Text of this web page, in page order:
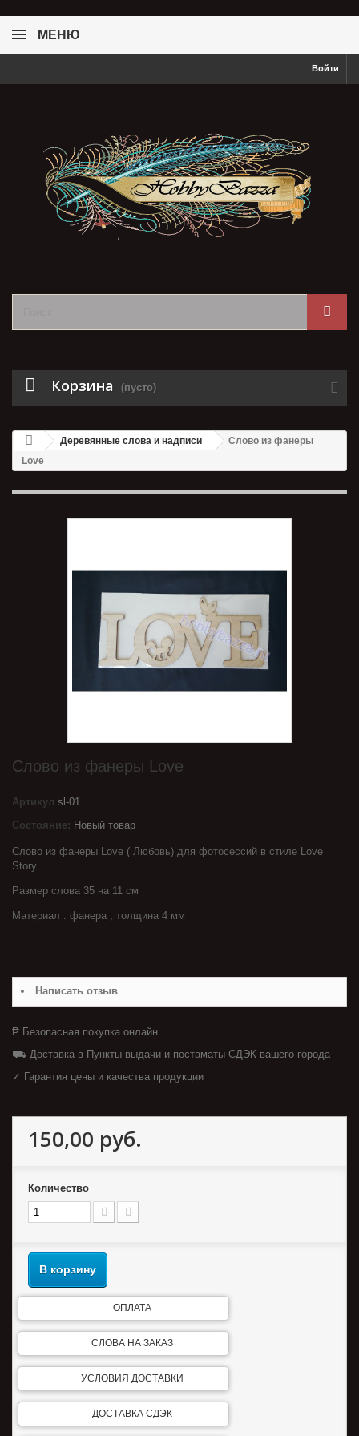
МЕНЮ
Войти
Корзина (пусто)
Деревянные слова и надписи
Слово из фанеры
Love
Слово из фанеры Love
Артикул sl-01
Состояние: Новый товар
Слово из фанеры Love ( Любовь) для фотосессий в стиле Love
Story
Размер слова 35 на 11 см
Материал : фанера , толщина 4 мм
Написать отзыв
₱ Безопасная покупка онлайн
⛟ Доставка в Пункты выдачи и постаматы СДЭК вашего города
✓ Гарантия цены и качества продукции
150,00 руб.
Количество
В корзину
ОПЛАТА
СЛОВА НА ЗАКАЗ
УСЛОВИЯ ДОСТАВКИ
ДОСТАВКА СДЭК